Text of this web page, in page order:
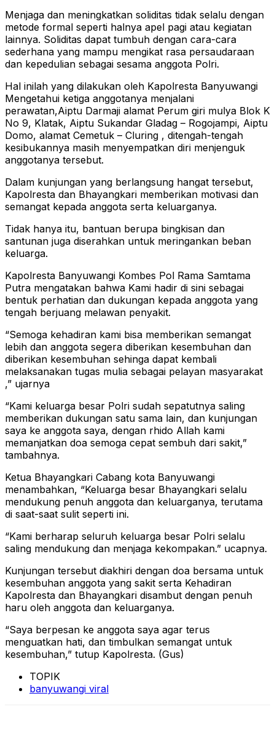
Menjaga dan meningkatkan soliditas tidak selalu dengan
metode formal seperti halnya apel pagi atau kegiatan
lainnya. Soliditas dapat tumbuh dengan cara-cara
sederhana yang mampu mengikat rasa persaudaraan
dan kepedulian sebagai sesama anggota Polri.
Hal inilah yang dilakukan oleh Kapolresta Banyuwangi
Mengetahui ketiga anggotanya menjalani
perawatan,Aiptu Darmaji alamat Perum giri mulya Blok K
No 9, Klatak, Aiptu Sukandar Gladag – Rogojampi, Aiptu
Domo, alamat Cemetuk – Cluring , ditengah-tengah
kesibukannya masih menyempatkan diri menjenguk
anggotanya tersebut.
Dalam kunjungan yang berlangsung hangat tersebut,
Kapolresta dan Bhayangkari memberikan motivasi dan
semangat kepada anggota serta keluarganya.
Tidak hanya itu, bantuan berupa bingkisan dan
santunan juga diserahkan untuk meringankan beban
keluarga.
Kapolresta Banyuwangi Kombes Pol Rama Samtama
Putra mengatakan bahwa Kami hadir di sini sebagai
bentuk perhatian dan dukungan kepada anggota yang
tengah berjuang melawan penyakit.
“Semoga kehadiran kami bisa memberikan semangat
lebih dan anggota segera diberikan kesembuhan dan
diberikan kesembuhan sehinga dapat kembali
melaksanakan tugas mulia sebagai pelayan masyarakat
,” ujarnya
“Kami keluarga besar Polri sudah sepatutnya saling
memberikan dukungan satu sama lain, dan kunjungan
saya ke anggota saya, dengan rhido Allah kami
memanjatkan doa semoga cepat sembuh dari sakit,”
tambahnya.
Ketua Bhayangkari Cabang kota Banyuwangi
menambahkan, “Keluarga besar Bhayangkari selalu
mendukung penuh anggota dan keluarganya, terutama
di saat-saat sulit seperti ini.
“Kami berharap seluruh keluarga besar Polri selalu
saling mendukung dan menjaga kekompakan.” ucapnya.
Kunjungan tersebut diakhiri dengan doa bersama untuk
kesembuhan anggota yang sakit serta Kehadiran
Kapolresta dan Bhayangkari disambut dengan penuh
haru oleh anggota dan keluarganya.
“Saya berpesan ke anggota saya agar terus
menguatkan hati, dan timbulkan semangat untuk
kesembuhan,” tutup Kapolresta. (Gus)
TOPIK
banyuwangi viral